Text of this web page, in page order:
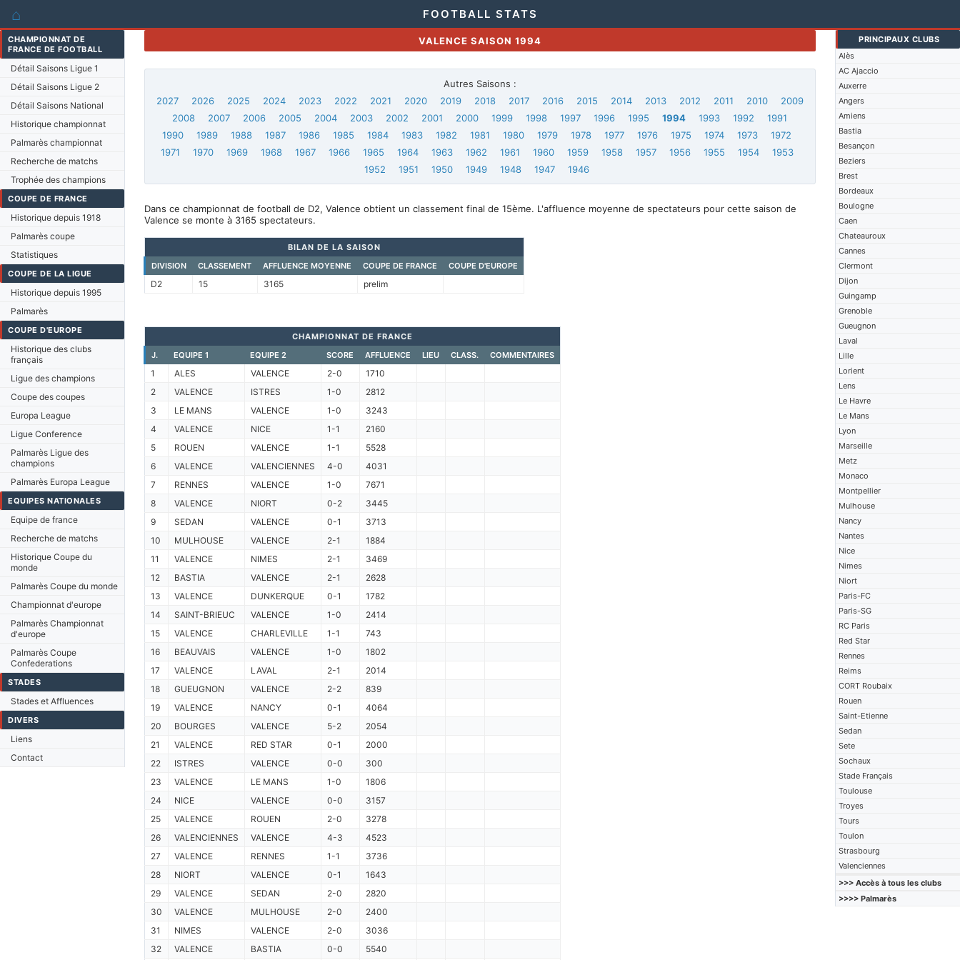
⌂ FOOTBALL STATS
CHAMPIONNAT DE
FRANCE DE FOOTBALL
Détail Saisons Ligue 1
Détail Saisons Ligue 2
Détail Saisons National
Historique championnat
Palmarès championnat
Recherche de matchs
Trophée des champions
COUPE DE FRANCE
Historique depuis 1918
Palmarès coupe
Statistiques
COUPE DE LA LIGUE
Historique depuis 1995
Palmarès
COUPE D'EUROPE
Historique des clubs
français
Ligue des champions
Coupe des coupes
Europa League
Ligue Conference
Palmarès Ligue des
champions
Palmarès Europa League
EQUIPES NATIONALES
Equipe de france
Recherche de matchs
Historique Coupe du
monde
Palmarès Coupe du monde
Championnat d'europe
Palmarès Championnat
d'europe
Palmarès Coupe
Confederations
STADES
Stades et Affluences
DIVERS
Liens
Contact
PRINCIPAUX CLUBS
Alès
AC Ajaccio
Auxerre
Angers
Amiens
Bastia
Besançon
Beziers
Brest
Bordeaux
Boulogne
Caen
Chateauroux
Cannes
Clermont
Dijon
Guingamp
Grenoble
Gueugnon
Laval
Lille
Lorient
Lens
Le Havre
Le Mans
Lyon
Marseille
Metz
Monaco
Montpellier
Mulhouse
Nancy
Nantes
Nice
Nimes
Niort
Paris-FC
Paris-SG
RC Paris
Red Star
Rennes
Reims
CORT Roubaix
Rouen
Saint-Etienne
Sedan
Sete
Sochaux
Stade Français
Toulouse
Troyes
Tours
Toulon
Strasbourg
Valenciennes
>>> Accès à tous les clubs
>>>> Palmarès
VALENCE SAISON 1994
Autres Saisons :
2027
2026 2025 2024 2023 2022 2021 2020 2019 2018 2017 2016 2015 2014 2013 2012 2011 2010
2009
2008
2007 2006 2005 2004 2003 2002 2001 2000 1999 1998 1997 1996 1995 1994 1993 1992
1991
1990
1989 1988 1987 1986 1985 1984 1983 1982 1981 1980 1979 1978 1977 1976 1975 1974 1973
1972
1971
1970 1969 1968 1967 1966 1965 1964 1963 1962 1961 1960 1959 1958 1957 1956 1955 1954
1953
1952
1951 1950 1949 1948 1947 1946
Dans ce championnat de football de D2, Valence obtient un classement final de 15ème. L'affluence moyenne de spectateurs pour cette saison de
Valence se monte à 3165 spectateurs.
BILAN DE LA SAISON
DIVISION
CLASSEMENT AFFLUENCE MOYENNE COUPE DE FRANCE COUPE D'EUROPE
D2 15 3165 prelim
CHAMPIONNAT DE FRANCE
J.
EQUIPE 1 EQUIPE 2 SCORE AFFLUENCE LIEU CLASS. COMMENTAIRES
1 ALES VALENCE 2-0
1710
2
VALENCE ISTRES 1-0
2812
3
LE MANS VALENCE 1-0
3243
4
VALENCE NICE 1-1
2160
5
ROUEN VALENCE 1-1
5528
6
VALENCE VALENCIENNES 4-0
4031
7
RENNES VALENCE 1-0
7671
8
VALENCE NIORT 0-2
3445
9
SEDAN VALENCE 0-1
3713
10
MULHOUSE VALENCE 2-1
1884
11
VALENCE NIMES 2-1
3469
12
BASTIA VALENCE 2-1
2628
13
VALENCE DUNKERQUE 0-1
1782
14
SAINT-BRIEUC VALENCE 1-0
2414
15
VALENCE CHARLEVILLE 1-1
743
16
BEAUVAIS VALENCE 1-0
1802
17
VALENCE LAVAL 2-1
2014
18
GUEUGNON VALENCE 2-2
839
19
VALENCE NANCY 0-1
4064
20
BOURGES VALENCE 5-2
2054
21
VALENCE RED STAR 0-1
2000
22
ISTRES VALENCE 0-0
300
23
VALENCE LE MANS 1-0
1806
24
NICE VALENCE 0-0
3157
25
VALENCE ROUEN 2-0
3278
26
VALENCIENNES VALENCE 4-3
4523
27
VALENCE RENNES 1-1
3736
28
NIORT VALENCE 0-1
1643
29
VALENCE SEDAN 2-0
2820
30
VALENCE MULHOUSE 2-0
2400
31
NIMES VALENCE 2-0
3036
32
VALENCE BASTIA 0-0 5540